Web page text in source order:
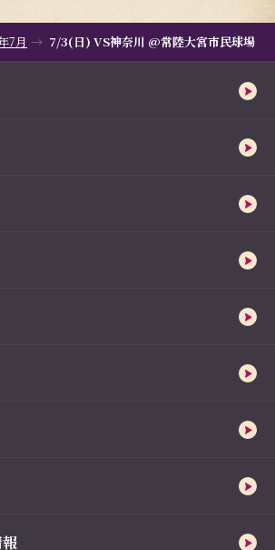
7月 7/3(日) VS神奈川 @常陸大宮市民球場